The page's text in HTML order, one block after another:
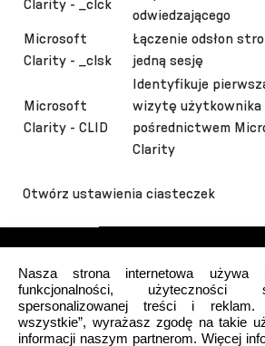
Clarity - _clck
odwiedzającego
Microsoft
Clarity - _clsk
Łączenie odsłon
jedną sesję
Microsoft
Clarity - CLID
Identyfikuje
wizytę użytkownika
pośrednictwem
Clarity
Otwórz ustawienia ciasteczek
Mój profil
Nasza strona internetowa używa
funkcjonalności, użyteczności
spersonalizowanej treści i reklam.
wszystkie”, wyrażasz zgodę na takie
informacji naszym partnerom. Więcej